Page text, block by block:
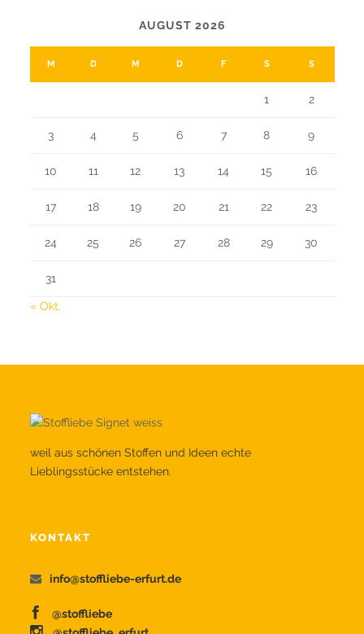
AUGUST 2026
M D M D F S S
1 2
3 4 5 6 7 8 9
10 11 12 13 14 15 16
17 18 19 20 21 22 23
24 25 26 27 28 29 30
31
« Okt.
weil aus schönen Stoffen und Ideen echte
Lieblingsstücke entstehen.
KONTAKT
info@stoffliebe-erfurt.de
@stoffliebe